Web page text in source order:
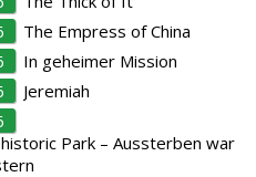
The Empress of China
In geheimer Mission
Jeremiah
Park – Aussterben war